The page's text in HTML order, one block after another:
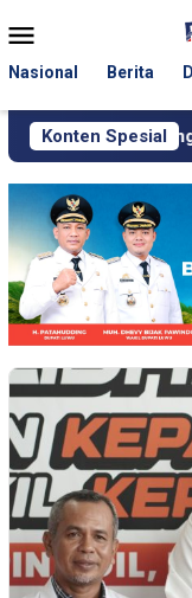
ke
Mobile
Nasional Berita
Konten Spesial
Pengaduan di